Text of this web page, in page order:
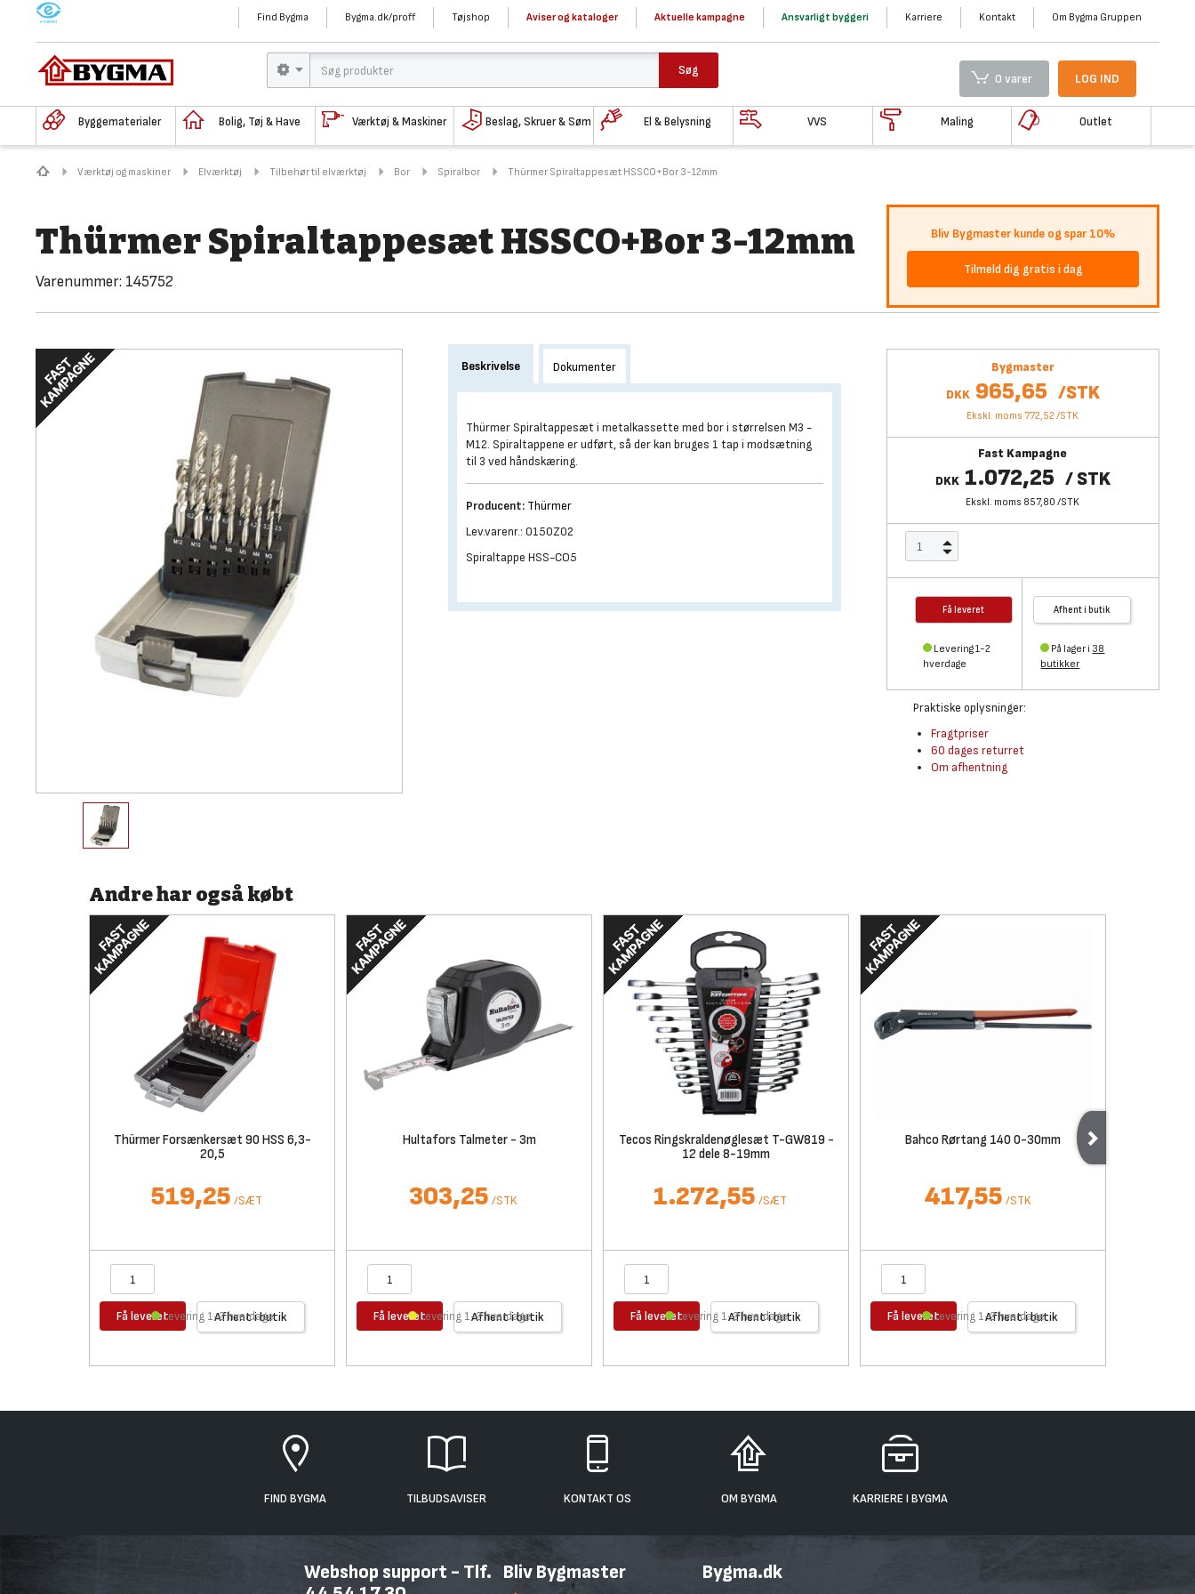
M Find Bygma Bygma.dk/proff Tøjshop Aviser og kataloger Aktuelle kampagne Ansvarligt byggeri Karriere Kontakt Om Bygma Gruppen
Søg
0 varer LOG IND
Byggematerialer Bolig, Tøj & Have Værktøj & Maskiner Beslag, Skruer & Søm El & Belysning VVS Maling Outlet
Værktøj og maskiner Elværktøj Tilbehør til elværktøj Bor Spiralbor Thürmer Spiraltappesæt HSSCO+Bor 3-12mm
Thürmer Spiraltappesæt HSSCO+Bor 3-12mm
Varenummer: 145752
Bliv Bygmaster kunde og spar 10%
Tilmeld dig gratis i dag
Bygmaster
DKK 965,65 /STK
Ekskl. moms 772,52 /STK
Fast Kampagne
DKK 1.072,25 /STK
Ekskl. moms 857,80 /STK
Få leveret
Levering 1-2
hverdage
Afhent i butik
På lager i 38
butikker
Praktiske oplysninger:
Fragtpriser
60 dages returret
Om afhentning
Beskrivelse Dokumenter
Thürmer Spiraltappesæt i metalkassette med bor i størrelsen M3 -
M12. Spiraltappene er udført, så der kan bruges 1 tap i modsætning
til 3 ved håndskæring.
Producent: Thürmer
Lev.varenr.: 0150Z02
Spiraltappe HSS-CO5
Andre har også købt
Thürmer Forsænkersæt 90 HSS 6,3-
20,5
519,25 /SÆT
Få leveret Afhent i butik
Levering 1-2 hverdage
Hultafors Talmeter - 3m
303,25 /STK
Få leveret Afhent i butik
Levering 1-2 hverdage
Tecos Ringskraldenøglesæt T-GW819 -
12 dele 8-19mm
1.272,55 /SÆT
Få leveret Afhent i butik
Levering 1-2 hverdage
Bahco Rørtang 140 0-30mm
417,55 /STK
Få leveret Afhent i butik
Levering 1-2 hverdage
FIND BYGMA TILBUDSAVISER KONTAKT OS OM BYGMA KARRIERE I BYGMA
Webshop support - Tlf. Bliv Bygmaster Bygma.dk